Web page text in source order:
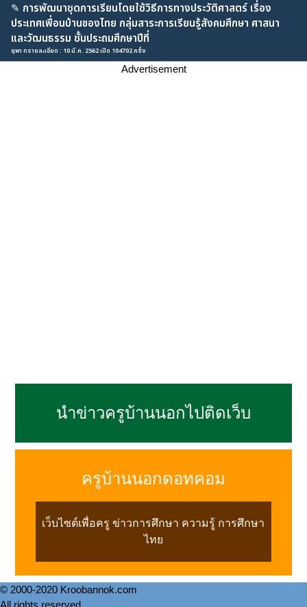
✎ การพัฒนาชุดการเรียนโดยใช้วิธีการทางประวัติศาสตร์ เรื่อง
ประเทศเพื่อนบ้านของไทย กลุ่มสาระการเรียนรู้สังคมศึกษา ศาสนา
และวัฒนธรรม ชั้นประถมศึกษาปีที่
ยุพา ทรายละเอียด : 10 มี.ค. 2562 เปิด 104702 ครั้ง
Advertisement
นำข่าวครูบ้านนอกไปติดเว็บ
ครูบ้านนอกดอทคอม
เว็บไซต์เพื่อครู ข่าวการศึกษา ความรู้ การศึกษา
ไทย
© 2000-2020 Kroobannok.com